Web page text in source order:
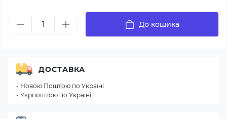
До кошика
ДОСТАВКА
- Новою Поштою по Україні
- Укрпоштою по Україні